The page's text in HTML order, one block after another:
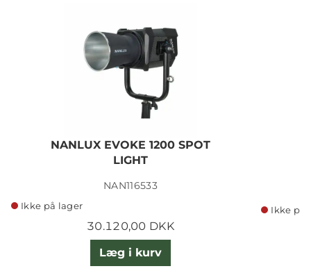
NANLUX EVOKE 1200 SPOT
LIGHT
NAN116533
Ikke på lager
30.120,00 DKK
Læg i kurv
Ikke på